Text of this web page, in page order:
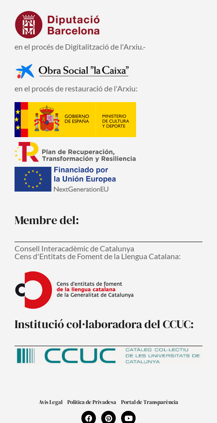
en el procés de Digitalització de l'Arxiu.-
en el procés de restauració de l'Arxiu:
Membre del:
Consell Interacadèmic de Catalunya
Cens d'Entitats de Foment de la Llengua Catalana:
Institució col·laboradora del CCUC:
Avis Legal Politica de Privadesa Portal de Transparència
F
a
P
i
Y
o